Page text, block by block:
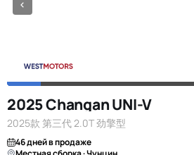
2025 Changan UNI-V
2025款 第三代 2.0T 劲擎型
46 дней в продаже